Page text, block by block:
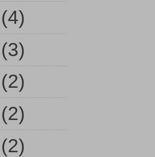
(4)
(3)
(2)
(2)
(2)